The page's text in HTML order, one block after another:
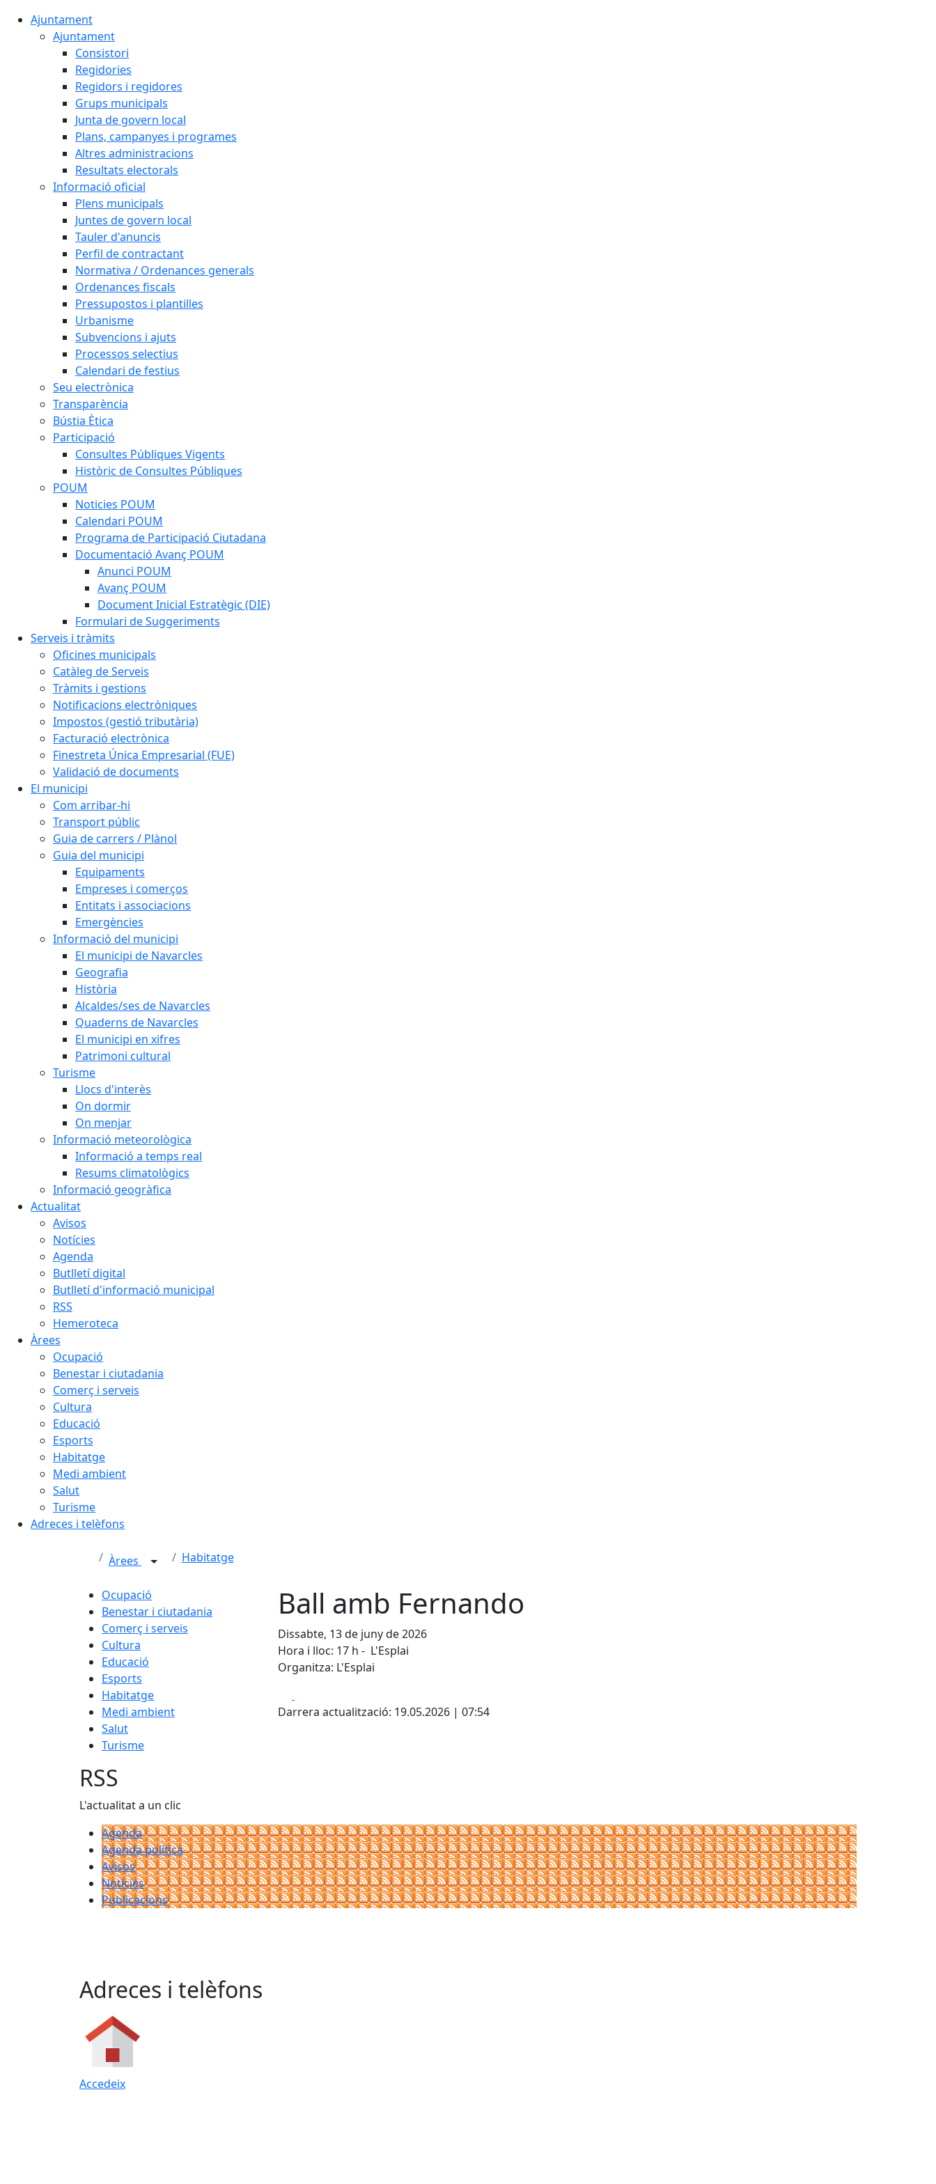
Ajuntament
Ajuntament
Consistori
Regidories
Regidors i regidores
Grups municipals
Junta de govern local
Plans, campanyes i programes
Altres administracions
Resultats electorals
Informació oficial
Plens municipals
Juntes de govern local
Tauler d'anuncis
Perfil de contractant
Normativa / Ordenances generals
Ordenances fiscals
Pressupostos i plantilles
Urbanisme
Subvencions i ajuts
Processos selectius
Calendari de festius
Seu electrònica
Transparència
Bústia Ètica
Participació
Consultes Públiques Vigents
Històric de Consultes Públiques
POUM
Noticies POUM
Calendari POUM
Programa de Participació Ciutadana
Documentació Avanç POUM
Anunci POUM
Avanç POUM
Document Inicial Estratègic (DIE)
Formulari de Suggeriments
Serveis i tràmits
Oficines municipals
Catàleg de Serveis
Tràmits i gestions
Notificacions electròniques
Impostos (gestió tributària)
Facturació electrònica
Finestreta Única Empresarial (FUE)
Validació de documents
El municipi
Com arribar-hi
Transport públic
Guia de carrers / Plànol
Guia del municipi
Equipaments
Empreses i comerços
Entitats i associacions
Emergències
Informació del municipi
El municipi de Navarcles
Geografia
Història
Alcaldes/ses de Navarcles
Quaderns de Navarcles
El municipi en xifres
Patrimoni cultural
Turisme
Llocs d'interès
On dormir
On menjar
Informació meteorològica
Informació a temps real
Resums climatològics
Informació geogràfica
Actualitat
Avisos
Notícies
Agenda
Butlletí digital
Butlletí d'informació municipal
RSS
Hemeroteca
Àrees
Ocupació
Benestar i ciutadania
Comerç i serveis
Cultura
Educació
Esports
Habitatge
Medi ambient
Salut
Turisme
Adreces i telèfons
Àrees Habitatge
Ocupació
Benestar i ciutadania
Comerç i serveis
Cultura
Educació
Esports
Habitatge
Medi ambient
Salut
Turisme
Ball amb Fernando
Dissabte, 13 de juny de 2026
Hora i lloc: 17 h - L'Esplai
Organitza: L'Esplai
Darrera actualització: 19.05.2026 | 07:54
RSS
L'actualitat a un clic
Agenda
Agenda política
Avisos
Notícies
Publicacions
Adreces i telèfons
Accedeix